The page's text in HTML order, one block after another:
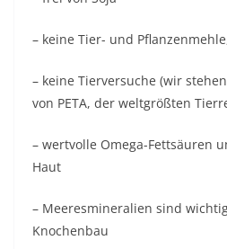
– keine Tier- und
– keine Tierversuche (wir
von PETA, der weltgrößten
– wertvolle Omega-Fettsäuren
Haut
– Meeresmineralien sind
Knochenbau